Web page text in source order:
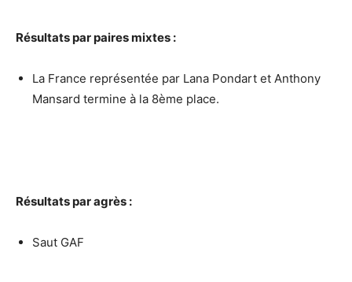
Résultats par paires mixtes :
La France représentée par Lana Pondart et Anthony
Mansard termine à la 8ème place.
Résultats par agrès :
Saut GAF